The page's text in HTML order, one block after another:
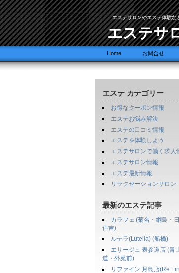
エステサロンやエステ体験
エステサ
Home お問合せ
エステ カテゴリー
お得なクーポン情報
エステお悩み解決
エステの口コミ情報
エステを体験しよう
エステサロンで働く求人
エステサロン情報
エステ最新情報
リラクゼーションサロン
最新のエステ記事
カラフェ (菊名・綱島・
住吉)
ルテラ(Lutella) (船橋)
エサージュ 表参道店 (青
道・外苑前)
リファイン 月島店